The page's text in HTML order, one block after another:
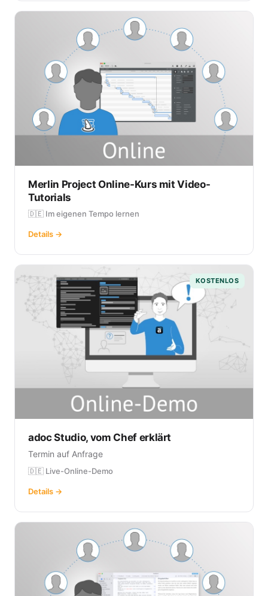
Merlin Project Online-Kurs mit Video-
Tutorials
🇩🇪 Im eigenen Tempo lernen
Details →
KOSTENLOS
adoc Studio, vom Chef erklärt
Termin auf Anfrage
🇩🇪 Live-Online-Demo
Details →